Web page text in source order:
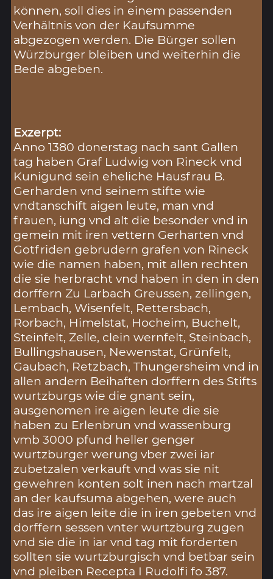
können, soll dies in einem passenden
Verhältnis von der Kaufsumme
abgezogen werden. Die Bürger sollen
Würzburger bleiben und weiterhin die
Bede abgeben.
Exzerpt:
Anno 1380 donerstag nach sant Gallen
tag haben Graf Ludwig von Rineck vnd
Kunigund sein eheliche Hausfrau B.
Gerharden vnd seinem stifte wie
vndtanschift aigen leute, man vnd
frauen, iung vnd alt die besonder vnd in
gemein mit iren vettern Gerharten vnd
Gotfriden gebrudern grafen von Rineck
wie die namen haben, mit allen rechten
die sie herbracht vnd haben in den in den
dorffern Zu Larbach Greussen, zellingen,
Lembach, Wisenfelt, Rettersbach,
Rorbach, Himelstat, Hocheim, Buchelt,
Steinfelt, Zelle, clein wernfelt, Steinbach,
Bullingshausen, Newenstat, Grünfelt,
Gaubach, Retzbach, Thungersheim vnd in
allen andern Beihaften dorffern des Stifts
wurtzburgs wie die gnant sein,
ausgenomen ire aigen leute die sie
haben zu Erlenbrun vnd wassenburg
vmb 3000 pfund heller genger
wurtzburger werung vber zwei iar
zubetzalen verkauft vnd was sie nit
gewehren konten solt inen nach martzal
an der kaufsuma abgehen, were auch
das ire aigen leite die in iren gebeten vnd
dorffern sessen vnter wurtzburg zugen
vnd sie die in iar vnd tag mit forderten
sollten sie wurtzburgisch vnd betbar sein
vnd pleiben Recepta I Rudolfi fo 387.